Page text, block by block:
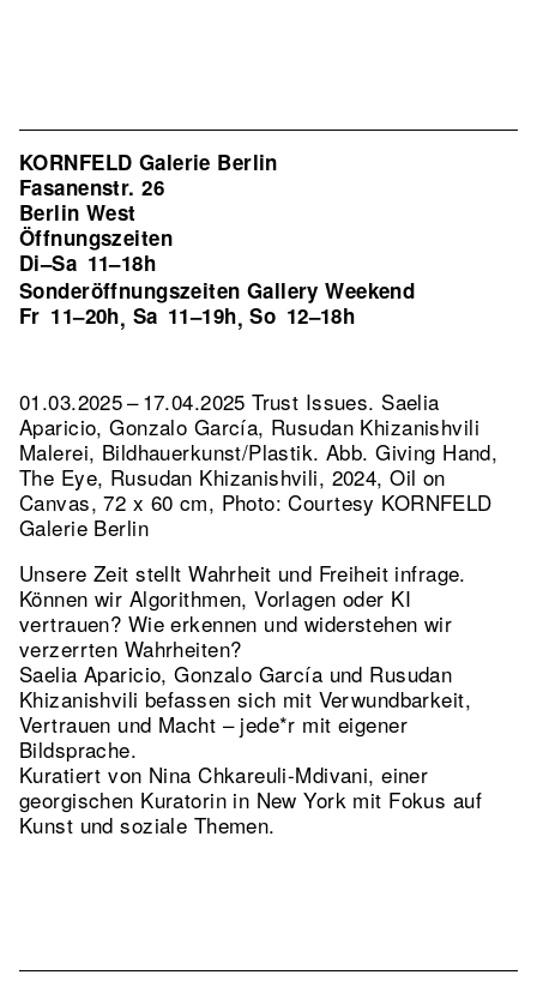
KORNFELD Galerie Berlin
Fasanenstr. 26
Berlin West
Öffnungszeiten
Di–Sa 11–18h
Sonderöffnungszeiten Gallery Weekend
Fr 11–20h, Sa 11–19h,So 12–18h
01.03.2025 – 17.04.2025 Trust Issues. Saelia
Aparicio, Gonzalo García, Rusudan Khizanishvili
Malerei, Bildhauerkunst/Plastik.Abb. Giving Hand,
The Eye, Rusudan Khizanishvili, 2024, Oil on
Canvas, 72 x 60 cm, Photo: Courtesy KORNFELD
Galerie Berlin
Unsere Zeit stellt Wahrheit und Freiheit infrage.
Können wir Algorithmen, Vorlagen oder KI
vertrauen? Wie erkennen und widerstehen wir
verzerrten Wahrheiten?
Saelia Aparicio, Gonzalo García und Rusudan
Khizanishvili befassen sich mit Verwundbarkeit,
Vertrauen und Macht – jede*r mit eigener
Bildsprache.
Kuratiert von Nina Chkareuli-Mdivani, einer
georgischen Kuratorin in New York mit Fokus auf
Kunst und soziale Themen.